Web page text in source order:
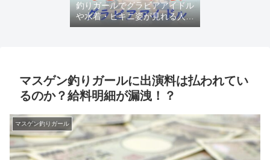
釣りガールでグラビアアイドル
や水着・ビキニ姿が見れる人気
チャンネル
マスゲン釣りガールに出演料は払われてい
るのか？給料明細が漏洩！？
マスゲン釣りガール